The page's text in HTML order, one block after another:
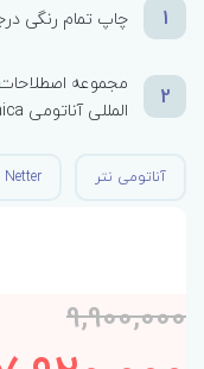
1
چاپ تمام رنگی درجه 1 با جلد گالینگور بدون
2
مجموعه
المللی آناتومی Terminologia Anatomica
آناتومی نتر
9,900,000